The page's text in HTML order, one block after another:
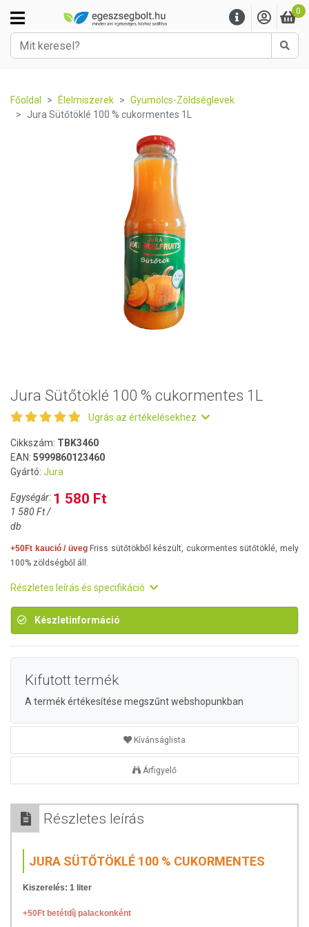
0
Főoldal Élelmiszerek
Gyümölcs-Zöldséglevek
Jura Sütőtöklé 100 % cukormentes 1L
Jura Sütőtöklé 100 % cukormentes 1L
Ugrás az értékelésekhez
Cikkszám: TBK3460
EAN: 5999860123460
Gyártó: Jura
1 580 Ft
Egységár:
1 580 Ft /
db
+50Ft kaució / üvegFriss sütőtökből készült, cukormentes sütőtöklé, mely
100% zöldségből áll.
Részletes leírás és specifikáció
Készletinformáció
Kifutott termék
A termék értékesítése megszűnt webshopunkban
Kívánságlista
Árfigyelő
Részletes leírás
JURA SÜTŐTÖKLÉ 100 % CUKORMENTES
Kiszerelés: 1 liter
+50Ft betétdíj palackonként